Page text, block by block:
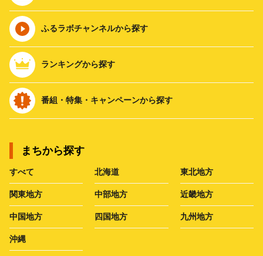
ふるラボチャンネルから探す
ランキングから探す
番組・特集・キャンペーンから探す
まちから探す
すべて 北海道 東北地方
関東地方 中部地方 近畿地方
中国地方 四国地方 九州地方
沖縄